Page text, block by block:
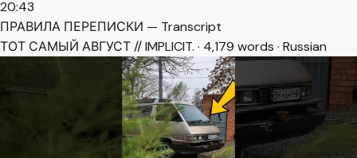
20:43
ПРАВИЛА ПЕРЕПИСКИ — Transcript
ТОТ САМЫЙ АВГУСТ // IMPLICIT. · 4,179 words · Russian